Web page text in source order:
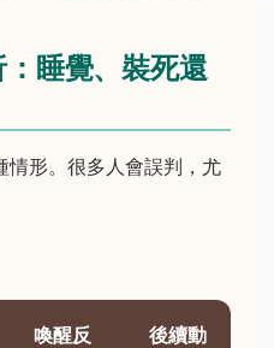
睡覺、裝死還
情形。很多人會誤判，尤
喚醒反 後續動